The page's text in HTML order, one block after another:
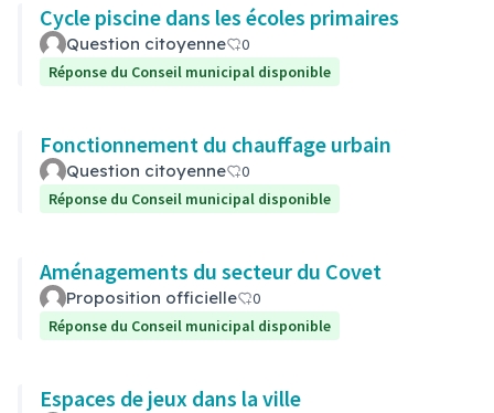
Cycle piscine dans les écoles primaires
Question citoyenne
0
Réponse du Conseil municipal disponible
Fonctionnement du chauffage urbain
Question citoyenne
0
Réponse du Conseil municipal disponible
Aménagements du secteur du Covet
Proposition officielle
0
Réponse du Conseil municipal disponible
Espaces de jeux dans la ville